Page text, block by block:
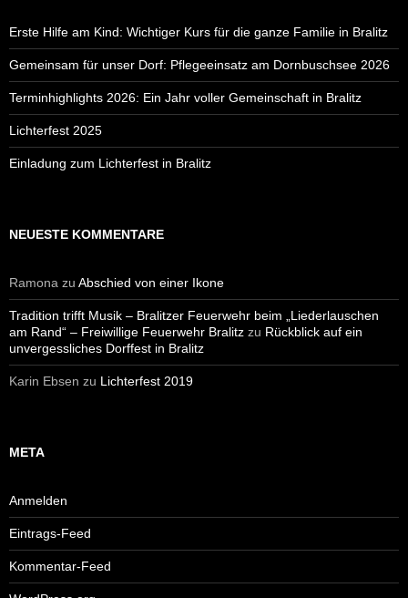
Erste Hilfe am Kind: Wichtiger Kurs für die ganze Familie in Bralitz
Gemeinsam für unser Dorf: Pflegeeinsatz am Dornbuschsee 2026
Terminhighlights 2026: Ein Jahr voller Gemeinschaft in Bralitz
Lichterfest 2025
Einladung zum Lichterfest in Bralitz
NEUESTE KOMMENTARE
Ramona zu Abschied von einer Ikone
Tradition trifft Musik – Bralitzer Feuerwehr beim „Liederlauschen
am Rand“ – Freiwillige Feuerwehr Bralitz zu Rückblick auf ein
unvergessliches Dorffest in Bralitz
Karin Ebsen zu Lichterfest 2019
META
Anmelden
Eintrags-Feed
Kommentar-Feed